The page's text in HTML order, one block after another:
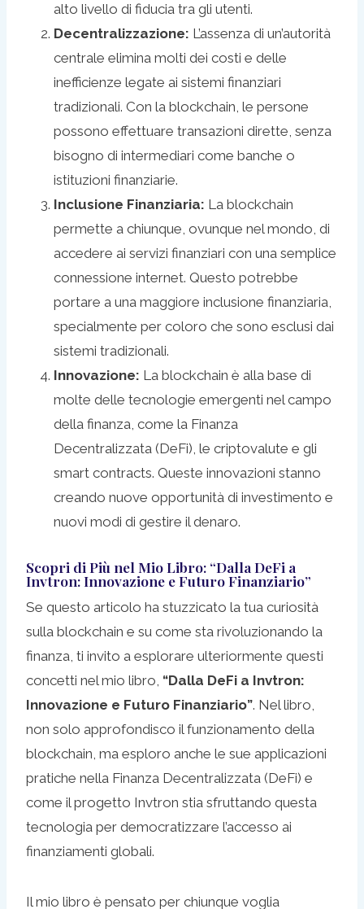
alto livello di fiducia tra gli utenti.
Decentralizzazione: L’assenza di un’autorità
centrale elimina molti dei costi e delle
inefficienze legate ai sistemi finanziari
tradizionali. Con la blockchain, le persone
possono effettuare transazioni dirette, senza
bisogno di intermediari come banche o
istituzioni finanziarie.
Inclusione Finanziaria: La blockchain
permette a chiunque, ovunque nel mondo, di
accedere ai servizi finanziari con una semplice
connessione internet. Questo potrebbe
portare a una maggiore inclusione finanziaria,
specialmente per coloro che sono esclusi dai
sistemi tradizionali.
Innovazione: La blockchain è alla base di
molte delle tecnologie emergenti nel campo
della finanza, come la Finanza
Decentralizzata (DeFi), le criptovalute e gli
smart contracts. Queste innovazioni stanno
creando nuove opportunità di investimento e
nuovi modi di gestire il denaro.
Scopri di Più nel Mio Libro: “Dalla DeFi a
Invtron: Innovazione e Futuro Finanziario”
Se questo articolo ha stuzzicato la tua curiosità
sulla blockchain e su come sta rivoluzionando la
finanza, ti invito a esplorare ulteriormente questi
concetti nel mio libro, “Dalla DeFi a Invtron:
Innovazione e Futuro Finanziario”. Nel libro,
non solo approfondisco il funzionamento della
blockchain, ma esploro anche le sue applicazioni
pratiche nella Finanza Decentralizzata (DeFi) e
come il progetto Invtron stia sfruttando questa
tecnologia per democratizzare l’accesso ai
finanziamenti globali.
Il mio libro è pensato per chiunque voglia